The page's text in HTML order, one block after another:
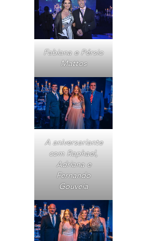
Fabiana e Pérsio
Mattos
A aniversariante
com Raphael,
Adriana e
Fernando
Gouveia